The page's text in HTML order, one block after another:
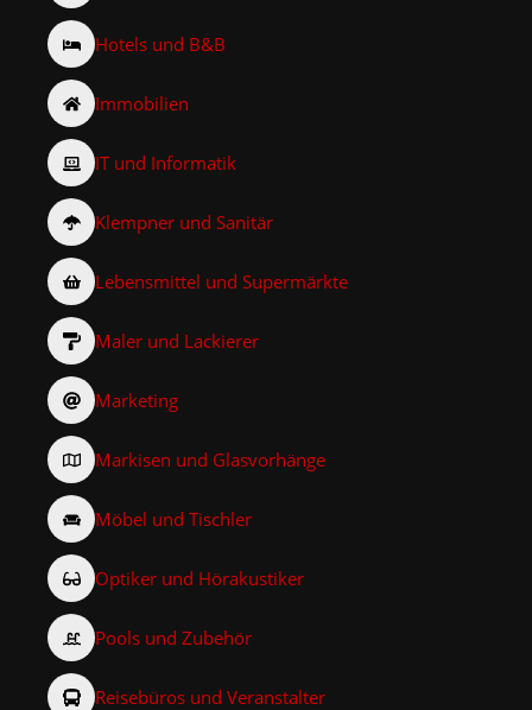
Hotels und B&B
Immobilien
IT und Informatik
Klempner und Sanitär
Lebensmittel und Supermärkte
Maler und Lackierer
Marketing
Markisen und Glasvorhänge
Möbel und Tischler
Optiker und Hörakustiker
Pools und Zubehör
Reisebüros und Veranstalter